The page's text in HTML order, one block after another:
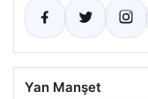
Yan Manşet